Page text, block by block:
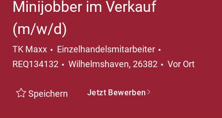
Minijobber im Verkauf
(m/w/d)
TK Maxx Kategorie
Einzelhandelsmitarbeiter
REQ134132
Ort
Wilhelmshaven, 26382 Vor Ort
Speichern Jetzt Bewerben